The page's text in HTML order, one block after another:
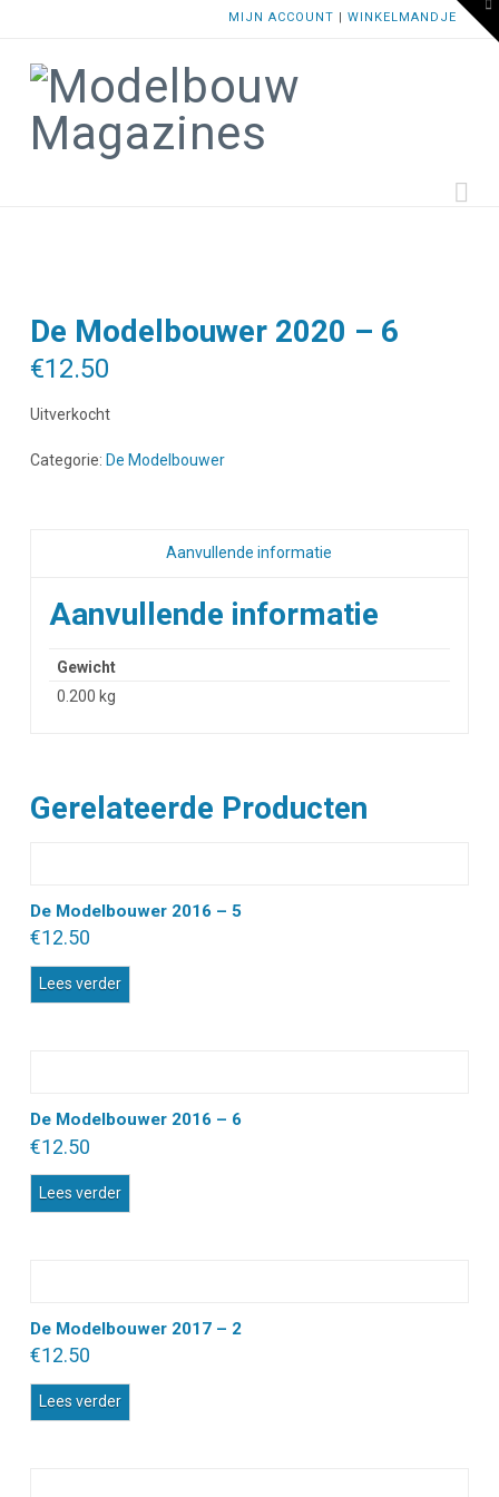
MIJN ACCOUNT |WINKELMANDJE
De Modelbouwer 2020 – 6
€12.50
Uitverkocht
Categorie: De Modelbouwer
Aanvullende informatie
Aanvullende informatie
Gewicht
0.200 kg
Gerelateerde Producten
De Modelbouwer 2016 – 5
€12.50
Lees verder
De Modelbouwer 2016 – 6
€12.50
Lees verder
De Modelbouwer 2017 – 2
€12.50
Lees verder